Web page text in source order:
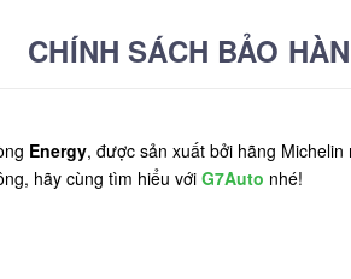
CHÍNH SÁCH BẢO
Energy, được sản xuất bởi hãng
hãy cùng tìm hiểu với G7Auto nhé!